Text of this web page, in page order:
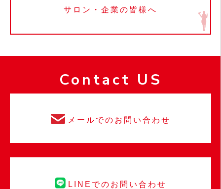
サロン・企業の皆様へ
Contact US
メールでのお問い合わせ
LINEでのお問い合わせ